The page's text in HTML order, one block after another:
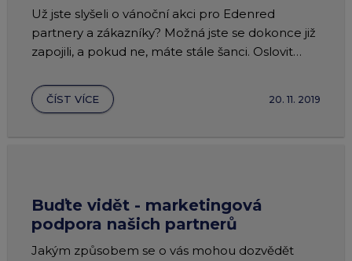
Už jste slyšeli o vánoční akci pro Edenred
partnery a zákazníky? Možná jste se dokonce již
zapojili, a pokud ne, máte stále šanci. Oslovit
ČÍST VÍCE 20. 11. 2019
Buďte vidět - marketingová
podpora našich partnerů
Jakým způsobem se o vás mohou dozvědět